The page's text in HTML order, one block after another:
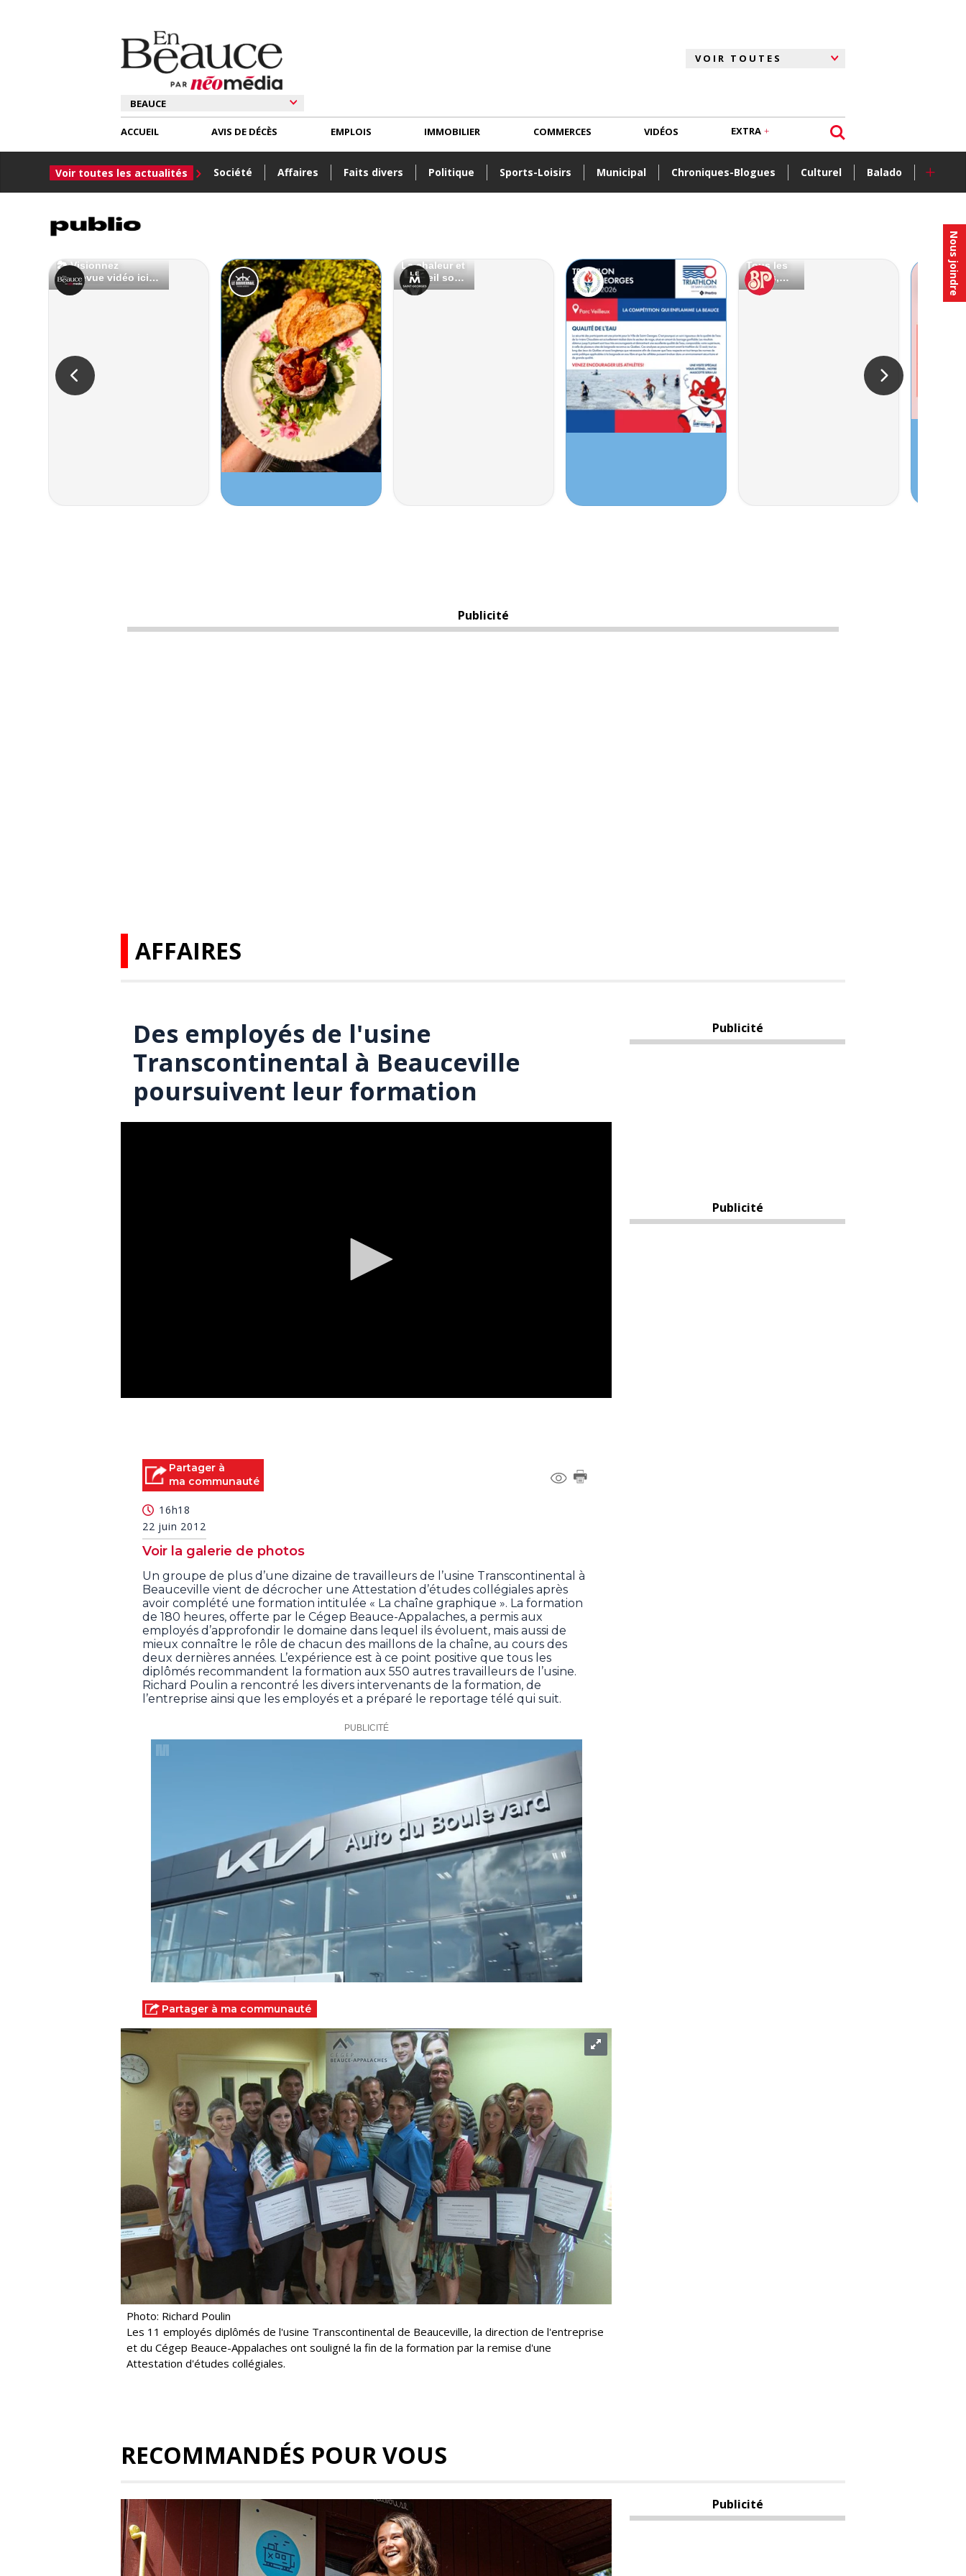
Nous joindre
ACCUEIL
Voir toutes les actualités Société Affaires Faits divers Politique Sports-Loisirs Municipal Chroniques-Blogues Culturel Balado +
AVIS DE DÉCÈS EMPLOIS IMMOBILIER COMMERCES VIDÉOS EXTRA
Publicité
AFFAIRES
Des employés de l'usine
Transcontinental à Beauceville
poursuivent leur formation
90%
Partager à
ma communauté
16h18
22 juin 2012
Voir la galerie de photos
Un groupe de plus d’une dizaine de travailleurs de l’usine Transcontinental à
Beauceville vient de décrocher une Attestation d’études collégiales après
avoir complété une formation intitulée « La chaîne graphique ». La formation
de 180 heures, offerte par le Cégep Beauce-Appalaches, a permis aux
employés d’approfondir le domaine dans lequel ils évoluent, mais aussi de
mieux connaître le rôle de chacun des maillons de la chaîne, au cours des
deux dernières années. L’expérience est à ce point positive que tous les
diplômés recommandent la formation aux 550 autres travailleurs de l’usine.
Richard Poulin a rencontré les divers intervenants de la formation, de
l’entreprise ainsi que les employés et a préparé le reportage télé qui suit.
Partager à ma communauté
Photo: Richard Poulin
Les 11 employés diplômés de l'usine Transcontinental de Beauceville, la direction de l'entreprise
et du Cégep Beauce-Appalaches ont souligné la fin de la formation par la remise d'une
Attestation d'études collégiales.
Publicité
Publicité
RECOMMANDÉS POUR VOUS
Publicité